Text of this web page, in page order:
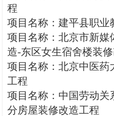
程
项目名称：建平县职
项目名称：北京市新
造-东区女生宿舍楼装
项目名称：北京中医药
工程
项目名称：中国劳动
分房屋装修改造工程